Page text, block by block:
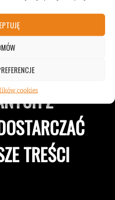
cookies
I
Z
TREŚCI